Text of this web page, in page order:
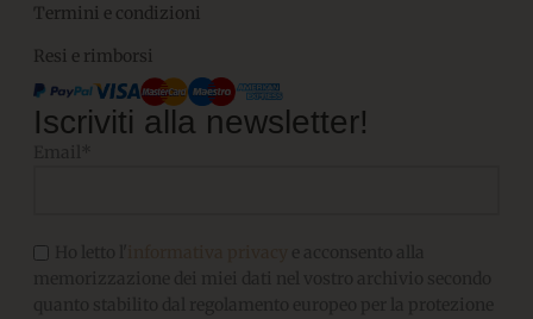
Termini e condizioni
Resi e rimborsi
Iscriviti alla newsletter!